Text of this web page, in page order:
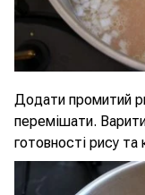
Додати промитий
перемішати.
готовності рису та